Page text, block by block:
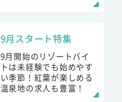
9月スタート特集
9月開始のリゾートバイ
トは未経験でも始めやす
い季節！紅葉が楽しめる
温泉地の求人も豊富！